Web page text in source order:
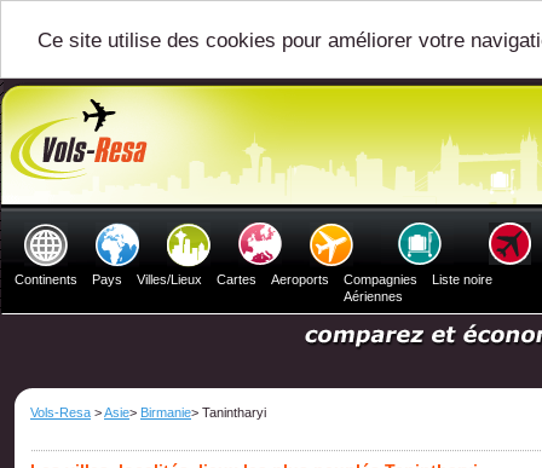
Ce site utilise des cookies pour améliorer votre
Continents Pays Villes/Lieux Cartes Aeroports
Compagnies
Aériennes
Liste noire
Vols-Resa >Asie> Birmanie> Tanintharyi